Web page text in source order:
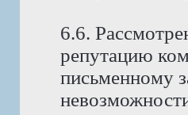
6.6.
репутацию
письменному